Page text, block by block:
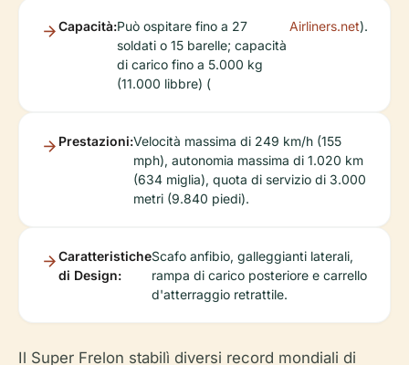
Capacità:Può ospitare fino a 27
soldati o 15 barelle; capacità
di carico fino a 5.000 kg
(11.000 libbre) (
Airliners.net).
Prestazioni:Velocità massima di 249 km/h (155
mph), autonomia massima di 1.020 km
(634 miglia), quota di servizio di 3.000
metri (9.840 piedi).
Caratteristiche
di Design:
Scafo anfibio, galleggianti laterali,
rampa di carico posteriore e carrello
d'atterraggio retrattile.
Il Super Frelon stabilì diversi record mondiali di